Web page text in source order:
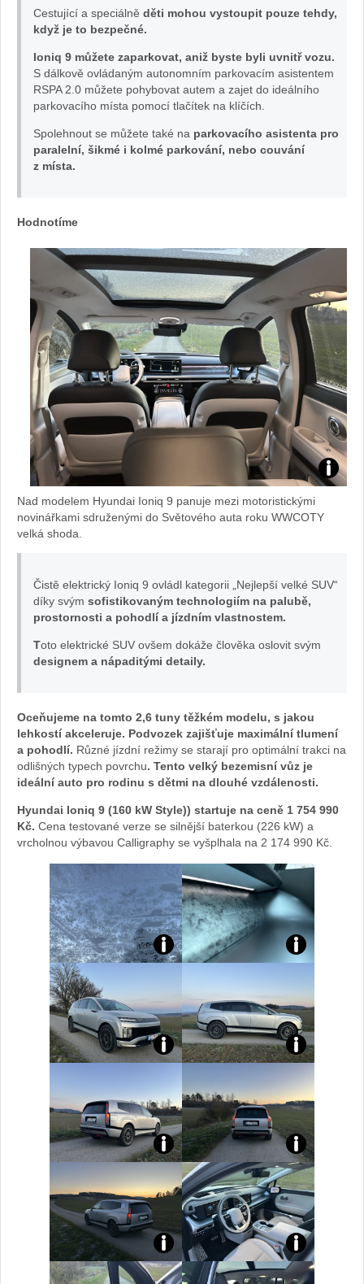
v
Cestující a speciálně děti mohou vystoupit pouze tehdy,
když je to bezpečné.
Ioniq 9 můžete zaparkovat, aniž byste byli uvnitř vozu.
S dálkově ovládaným autonomním parkovacím asistentem
RSPA 2.0 můžete pohybovat autem a zajet do ideálního
parkovacího místa pomocí tlačítek na klíčích.
Spolehnout se můžete také na parkovacího asistenta pro
paralelní, šikmé i kolmé parkování, nebo couvání
z místa.
Hodnotíme
Test
Foto
Nad modelem Hyundai Ioniq 9 panuje mezi motoristickými
novinářkami sdruženými do Světového auta roku WWCOTY
velká shoda.
Čistě elektrický Ioniq 9 ovládl kategorii „Nejlepší velké SUV“
díky svým sofistikovaným technologiím na palubě,
prostornosti a pohodlí a jízdním vlastnostem.
Toto elektrické SUV ovšem dokáže člověka oslovit svým
designem a nápaditými detaily.
Oceňujeme na tomto 2,6 tuny těžkém modelu, s jakou
lehkostí akceleruje. Podvozek zajišťuje maximální tlumení
a pohodlí. Různé jízdní režimy se starají pro optimální trakci na
odlišných typech povrchu. Tento velký bezemisní vůz je
ideální auto pro rodinu s dětmi na dlouhé vzdálenosti.
Hyundai Ioniq 9 (160 kW Style)) startuje na ceně 1 754 990
Kč. Cena testované verze se silnější baterkou (226 kW) a
vrcholnou výbavou Calligraphy se vyšplhala na 2 174 990 Kč.